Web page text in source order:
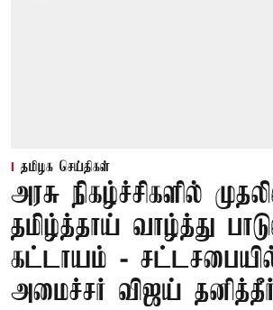
தமிழக செய்திகள்
அரசு நிகழ்ச்சிகளில்
தமிழ்த்தாய் வாழ்த்து
கட்டாயம் -
அமைச்சர் விஜய்